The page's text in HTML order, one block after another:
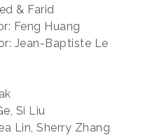
& Farid
Feng Huang
Jean-Baptiste Le
Si Liu
Lin, Sherry Zhang